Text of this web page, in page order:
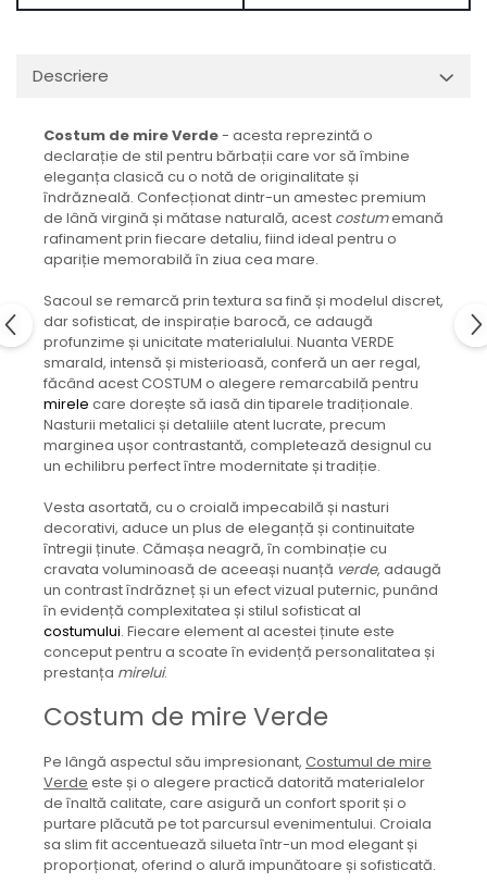
Descriere
Costum de mire Verde- acesta reprezintă o
declarație de stil pentru bărbații care vor să îmbine
eleganța clasică cu o notă de originalitate și
îndrăzneală. Confecționat dintr-un amestec premium
de lână virgină și mătase naturală, acest costumemană
rafinament prin fiecare detaliu, fiind ideal pentru o
apariție memorabilă în ziua cea mare.
Sacoul se remarcă prin textura sa fină și modelul discret,
dar sofisticat, de inspirație barocă, ce adaugă
profunzime și unicitate materialului. Nuanta VERDE
smarald, intensă și misterioasă, conferă un aer regal,
făcând acest COSTUM o alegere remarcabilă pentru
mirele care dorește să iasă din tiparele tradiționale.
Nasturii metalici și detaliile atent lucrate, precum
marginea ușor contrastantă, completează designul cu
un echilibru perfect între modernitate și tradiție.
Vesta asortată, cu o croială impecabilă și nasturi
decorativi, aduce un plus de eleganță și continuitate
întregii ținute. Cămașa neagră, în combinație cu
cravata voluminoasă de aceeași nuanță verde, adaugă
un contrast îndrăzneț și un efect vizual puternic, punând
în evidență complexitatea și stilul sofisticat al
costumului. Fiecare element al acestei ținute este
conceput pentru a scoate în evidență personalitatea și
prestanța mirelui.
Costum de mire Verde
Pe lângă aspectul său impresionant, Costumul de mire
Verde este și o alegere practică datorită materialelor
de înaltă calitate, care asigură un confort sporit și o
purtare plăcută pe tot parcursul evenimentului. Croiala
sa slim fit accentuează silueta într-un mod elegant și
proporționat, oferind o alură impunătoare și sofisticată.